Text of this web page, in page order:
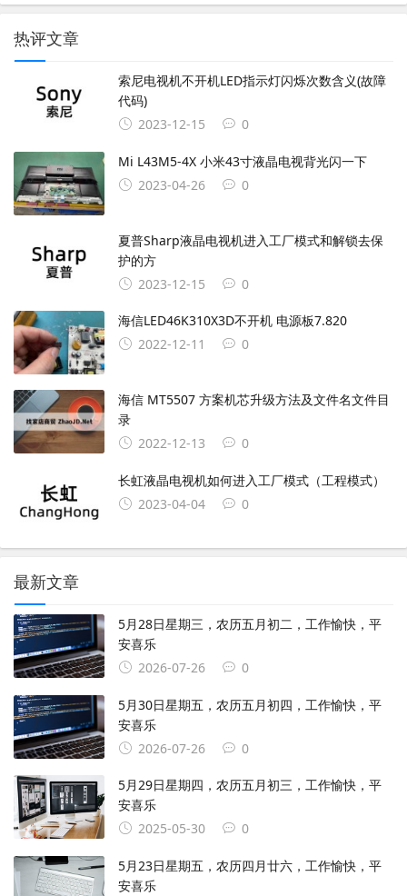
热评文章
索尼电视机不开机LED指示灯闪烁次数含义(故障
代码)
2023-12-15
0
Mi L43M5-4X 小米43寸液晶电视背光闪一下
2023-04-26
0
夏普Sharp液晶电视机进入工厂模式和解锁去保
护的方
2023-12-15
0
海信LED46K310X3D不开机 电源板7.820
2022-12-11
0
海信 MT5507 方案机芯升级方法及文件名文件目
录
2022-12-13
0
长虹液晶电视机如何进入工厂模式（工程模式）
2023-04-04
0
最新文章
5月28日星期三，农历五月初二，工作愉快，平
安喜乐
2026-07-26
0
5月30日星期五，农历五月初四，工作愉快，平
安喜乐
2026-07-26
0
5月29日星期四，农历五月初三，工作愉快，平
安喜乐
2025-05-30
0
5月23日星期五，农历四月廿六，工作愉快，平
安喜乐